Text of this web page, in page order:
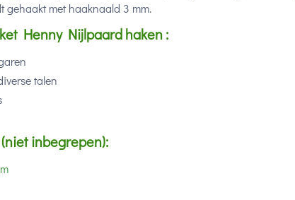
gehaakt met haaknaald 3 mm.
Henny Nijlpaard haken:
talen
inbegrepen):